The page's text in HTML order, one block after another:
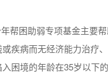
帮困助弱专项基金主要
疾病而无经济能力治疗
困境的年龄在35岁以下